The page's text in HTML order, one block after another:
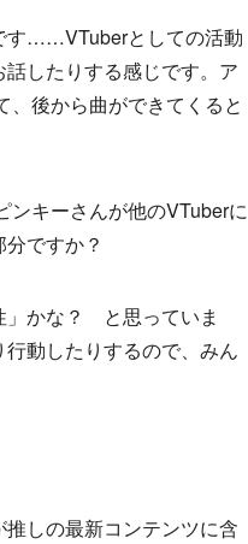
す……VTuberとしての活動
したりする感じです。ア
後から曲ができてくると
ンキーさんが他のVTuberに
ですか？
」かな？ と思っていま
動したりするので、みん
しの最新コンテンツに含